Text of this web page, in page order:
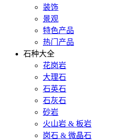
装饰
景观
特色产品
热门产品
石种大全
花岗岩
大理石
石英石
石灰石
砂岩
火山岩 & 板岩
岗石 & 微晶石